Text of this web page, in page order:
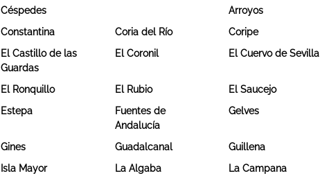
Céspedes
Arroyos
Constantina Coria del Río Coripe
El Castillo de las
Guardas
El Coronil El Cuervo de Sevilla
El Ronquillo El Rubio El Saucejo
Estepa
Fuentes de
Andalucía
Gelves
Gines Guadalcanal Guillena
Isla Mayor La Algaba La Campana